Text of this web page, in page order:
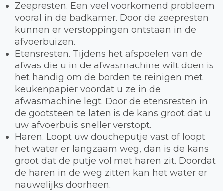
Zeepresten. Een veel voorkomend probleem
vooral in de badkamer. Door de zeepresten
kunnen er verstoppingen ontstaan in de
afvoerbuizen.
Etensresten. Tijdens het afspoelen van de
afwas die u in de afwasmachine wilt doen is
het handig om de borden te reinigen met
keukenpapier voordat u ze in de
afwasmachine legt. Door de etensresten in
de gootsteen te laten is de kans groot dat u
uw afvoerbuis sneller verstopt.
Haren. Loopt uw doucheputje vast of loopt
het water er langzaam weg, dan is de kans
groot dat de putje vol met haren zit. Doordat
de haren in de weg zitten kan het water er
nauwelijks doorheen.